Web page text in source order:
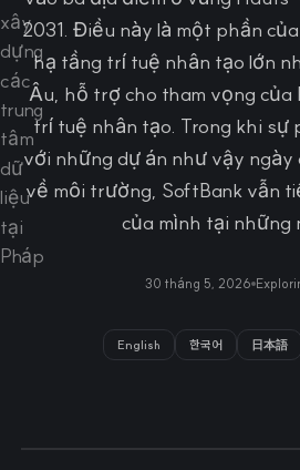
2031. Điều này là một phần
hạ tầng trí tuệ nhân tạo lớn
Âu, hỗ trợ cho tham vọng của
trí tuệ nhân tạo. Trong khi
với những dự án như vậy ngày
về môi trường, SoftBank vẫn
của mình tại những
30 tháng 5, 2026
English 한국어 日本語